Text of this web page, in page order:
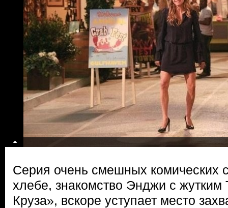
Серия очень смешных комических
хлебе, знакомство Энджи с
Круза», вскоре уступает место